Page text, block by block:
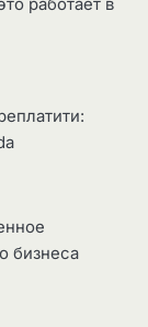
работает в
бизнеса